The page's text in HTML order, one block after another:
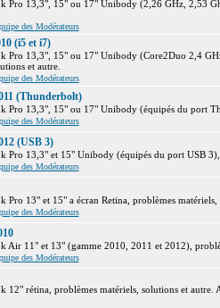
Pro 13,3", 15" ou 17" Unibody (2,26 GHz, 2,53
des Modérateurs
(i5 et i7)
Pro 13,3", 15" ou 17" Unibody (Core2Duo 2,4
et autre.
des Modérateurs
(Thunderbolt)
Pro 13,3", 15" ou 17" Unibody (équipés du port
des Modérateurs
(USB 3)
Pro 13,3" et 15" Unibody (équipés du port USB
des Modérateurs
Pro 13" et 15" a écran Retina, problèmes matériels,
des Modérateurs
Air 11" et 13" (gamme 2010, 2011 et 2012),
des Modérateurs
12" rétina, problèmes matériels, solutions et